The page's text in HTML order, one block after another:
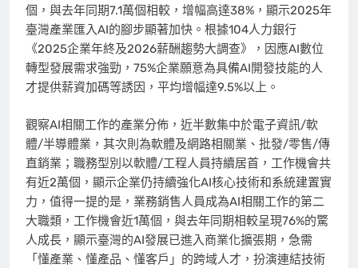
個，與去年同期7.1萬個相較，增幅高達38%，顯示2025年
臺灣產業匯入AI的腳步顯著加快。根據104人力銀行
《2025企業年終及2026薪酬趨勢大調查》，因應AI數位
轉型發展需求強勁，75%企業願意為具備AI開發技能的人
才提供薪資加碼等誘因，平均增幅達9.5%以上。
觀察AI相關工作的產業分佈，近半數集中於電子資訊/軟
體/半導體業，其次則為軟體及網路相關業、批發/零售/傳
直銷業；職務型別以軟體/工程人員持續居首，工作機會共
有近2萬個，顯示企業仍持續強化AI核心技術和系統建置實
力，值得一提的是，業務銷售人員成為AI相關工作的第二
大職類，工作機會近1萬個，與去年同期相較呈現76%的驚
人成長，顯示臺灣的AI發展已進入商業化擴張期，急需
「懂產業、懂產品、懂客戶」的跨域人才，扮演連結技術